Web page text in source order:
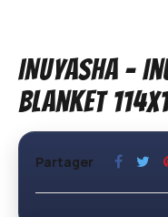
INUYASHA -
Blanket
Partager